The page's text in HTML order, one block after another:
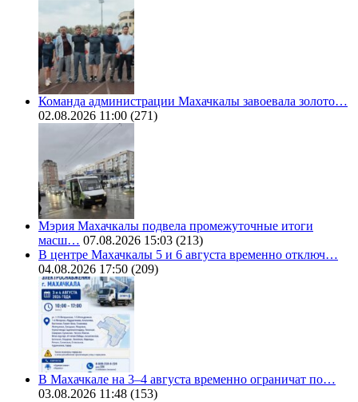
Команда администрации Махачкалы завоевала золото…
02.08.2026 11:00 (271)
Мэрия Махачкалы подвела промежуточные итоги
масш… 07.08.2026 15:03 (213)
В центре Махачкалы 5 и 6 августа временно отключ…
04.08.2026 17:50 (209)
В Махачкале на 3–4 августа временно ограничат по…
03.08.2026 11:48 (153)